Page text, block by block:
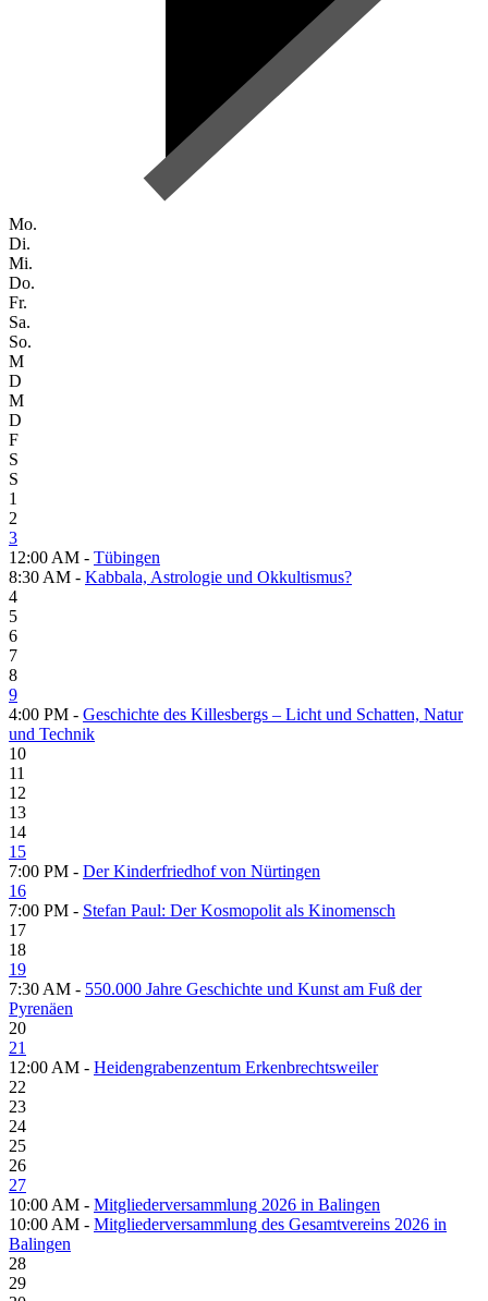
Mo.
Di.
Mi.
Do.
Fr.
Sa.
So.
M
D
M
D
F
S
S
1
2
3
12:00 AM - Tübingen
8:30 AM - Kabbala, Astrologie und Okkultismus?
4
5
6
7
8
9
4:00 PM - Geschichte des Killesbergs – Licht und Schatten, Natur
und Technik
10
11
12
13
14
15
7:00 PM - Der Kinderfriedhof von Nürtingen
16
7:00 PM - Stefan Paul: Der Kosmopolit als Kinomensch
17
18
19
7:30 AM - 550.000 Jahre Geschichte und Kunst am Fuß der
Pyrenäen
20
21
12:00 AM - Heidengrabenzentum Erkenbrechtsweiler
22
23
24
25
26
27
10:00 AM - Mitgliederversammlung 2026 in Balingen
10:00 AM - Mitgliederversammlung des Gesamtvereins 2026 in
Balingen
28
29